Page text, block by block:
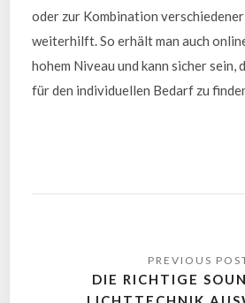
oder zur Kombination
weiterhilft. So erhält man auch
hohem Niveau und kann sicher sein,
für den individuellen Bedarf zu
DIE RICHTIGE